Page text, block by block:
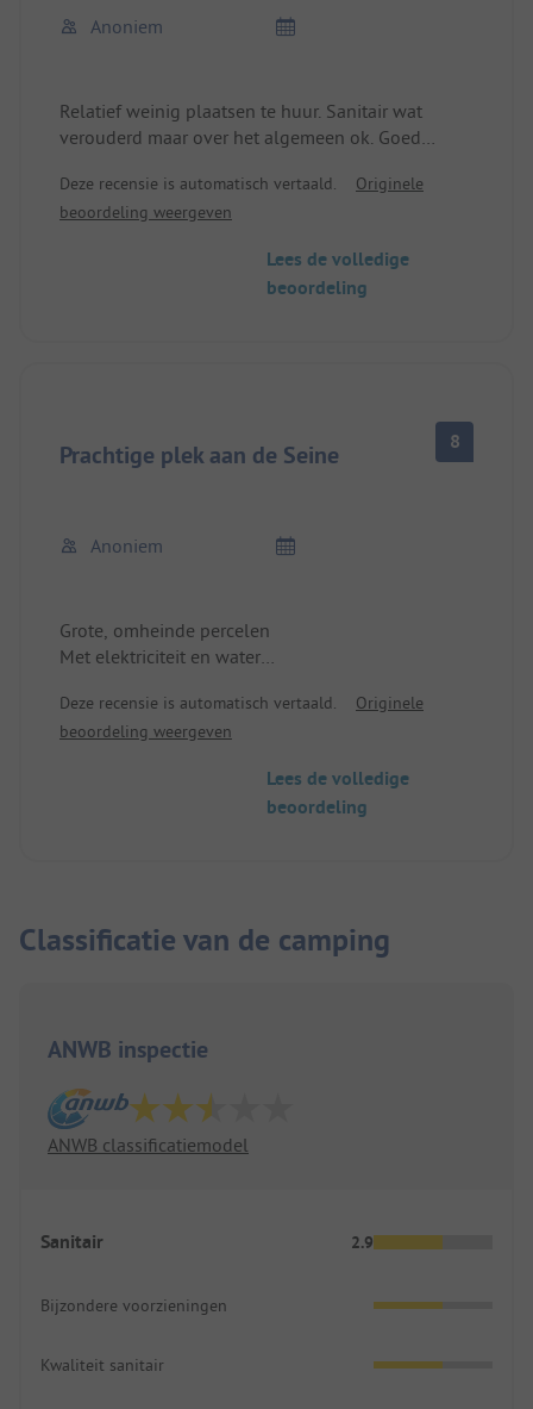
Anoniem
Relatief weinig plaatsen te huur. Sanitair wat
verouderd maar over het algemeen ok. Goed
Deze recensie is automatisch vertaald.
Originele
beoordeling weergeven
Lees de volledige
beoordeling
Prachtige plek aan de Seine 8
Anoniem
Grote, omheinde percelen
Met elektriciteit en water
Goede plek om Rouen en Normandië te verkennen
Deze recensie is automatisch vertaald.
Originele
beoordeling weergeven
Lees de volledige
beoordeling
Classificatie van de camping
ANWB inspectie
ANWB classificatiemodel
Sanitair 2.9
Bijzondere voorzieningen
Kwaliteit sanitair